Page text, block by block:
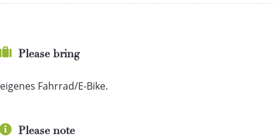
Please bring
eigenes Fahrrad/E-Bike.
Please note